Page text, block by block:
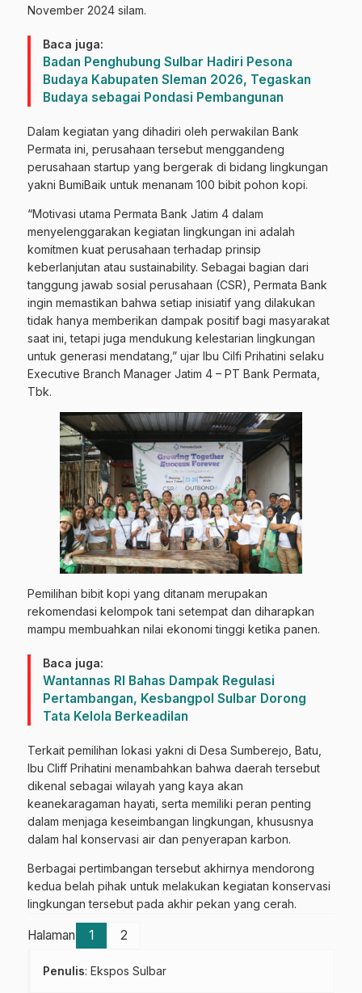
November 2024 silam.
Baca juga:
Badan Penghubung Sulbar Hadiri Pesona
Budaya Kabupaten Sleman 2026, Tegaskan
Budaya sebagai Pondasi Pembangunan
Dalam kegiatan yang dihadiri oleh perwakilan Bank
Permata ini, perusahaan tersebut menggandeng
perusahaan startup yang bergerak di bidang lingkungan
yakni BumiBaik untuk menanam 100 bibit pohon kopi.
“Motivasi utama Permata Bank Jatim 4 dalam
menyelenggarakan kegiatan lingkungan ini adalah
komitmen kuat perusahaan terhadap prinsip
keberlanjutan atau sustainability. Sebagai bagian dari
tanggung jawab sosial perusahaan (CSR), Permata Bank
ingin memastikan bahwa setiap inisiatif yang dilakukan
tidak hanya memberikan dampak positif bagi masyarakat
saat ini, tetapi juga mendukung kelestarian lingkungan
untuk generasi mendatang,” ujar Ibu Cilfi Prihatini selaku
Executive Branch Manager Jatim 4 – PT Bank Permata,
Tbk.
Pemilihan bibit kopi yang ditanam merupakan
rekomendasi kelompok tani setempat dan diharapkan
mampu membuahkan nilai ekonomi tinggi ketika panen.
Baca juga:
Wantannas RI Bahas Dampak Regulasi
Pertambangan, Kesbangpol Sulbar Dorong
Tata Kelola Berkeadilan
Terkait pemilihan lokasi yakni di Desa Sumberejo, Batu,
Ibu Cliff Prihatini menambahkan bahwa daerah tersebut
dikenal sebagai wilayah yang kaya akan
keanekaragaman hayati, serta memiliki peran penting
dalam menjaga keseimbangan lingkungan, khususnya
dalam hal konservasi air dan penyerapan karbon.
Berbagai pertimbangan tersebut akhirnya mendorong
kedua belah pihak untuk melakukan kegiatan konservasi
lingkungan tersebut pada akhir pekan yang cerah.
Halaman 1 2
Penulis: Ekspos Sulbar